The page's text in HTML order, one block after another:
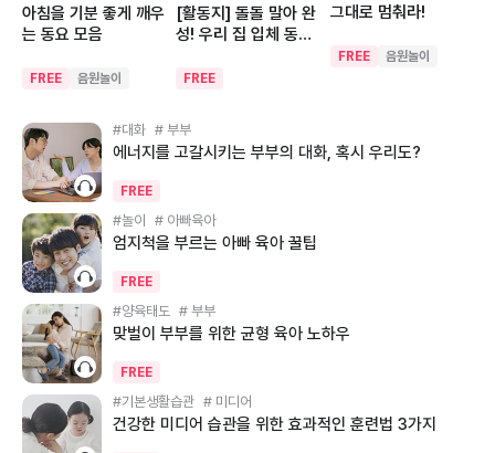
아침을 기분 좋게 깨우
는 동요 모음
FREE 음원놀이
[활동지] 돌돌 말아 완
성! 우리 집 입체 동물
FREE
그대로 멈춰라!
FREE 음원놀이
#대화 # 부부
에너지를 고갈시키는 부부의 대화, 혹시 우리도?
FREE
#놀이 # 아빠육아
엄지척을 부르는 아빠 육아 꿀팁
FREE
#양육태도 # 부부
맞벌이 부부를 위한 균형 육아 노하우
FREE
#기본생활습관 # 미디어
건강한 미디어 습관을 위한 효과적인 훈련법 3가지